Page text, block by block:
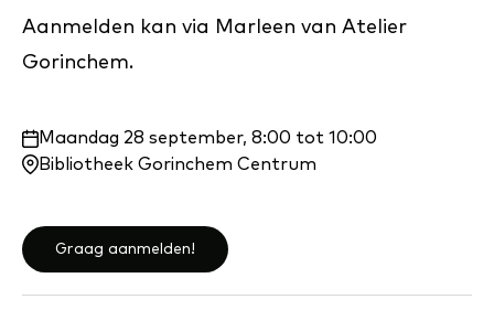
Aanmelden kan via Marleen van Atelier
Gorinchem.
Waar
en
Maandag 28 september, 8:00 tot 10:00
Bibliotheek Gorinchem Centrum
Graag aanmelden!